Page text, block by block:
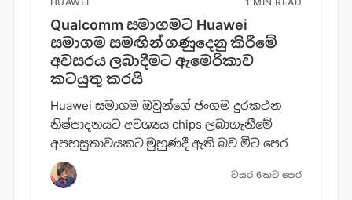
Qualcomm සමාගමට Huawei
සමාගම සමඟින් ගණුදෙනු කිරීමේ
අවසරය ලබාදීමට ඇමෙරිකාව
කටයුතු කරයි
Huawei සමාගම ඔවුන්ගේ ජංගම දුරකථන
නිෂ්පාදනයට අවශ්‍යය chips ලබාගැනීමේ
අපහසුතාවයකට මුහුණදී ඇති බව මීට පෙර
වසර 6කට පෙර